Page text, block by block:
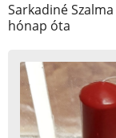
Sarkadiné
hónap óta